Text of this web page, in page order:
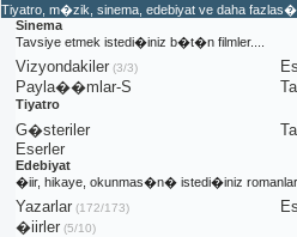
Tiyatro, m�zik, sinema, edebiyat ve daha fazlas�
Sinema
Tavsiye etmek istedi�iniz b�t�n filmler....
Vizyondakiler(3/3)
Payla��mlar-S
Tiyatro
G�steriler
Eserler
Edebiyat
�iir, hikaye, okunmas�n� istedi�iniz romanlar
Yazarlar(172/173)
�iirler(5/10)